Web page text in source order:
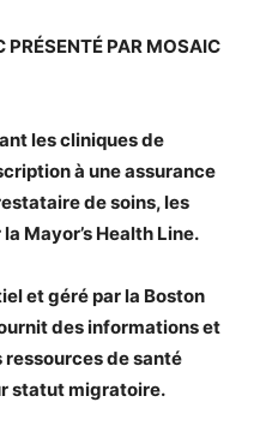
PRÉSENTÉ PAR MOSAIC
les cliniques de
à une assurance
de soins, les
Mayor’s Health Line.
et géré par la Boston
des informations et
de santé
statut migratoire.